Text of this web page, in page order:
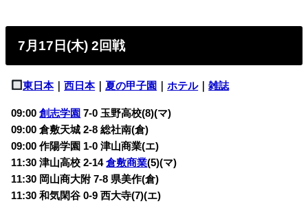
7月17日(木) 2回戦
東日本｜西日本｜夏の甲子園 ｜ホテル｜雑誌
09:00創志学園 7-0 玉野高校(8)(マ)
09:00 倉敷天城 2-8 総社南(倉)
09:00 作陽学園 1-0 津山商業(エ)
11:30 津山高校 2-14倉敷商業(5)(マ)
11:30 岡山商大附 7-8 県美作(倉)
11:30 和気閑谷 0-9 西大寺(7)(エ)